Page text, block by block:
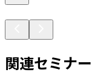
関連セミナー